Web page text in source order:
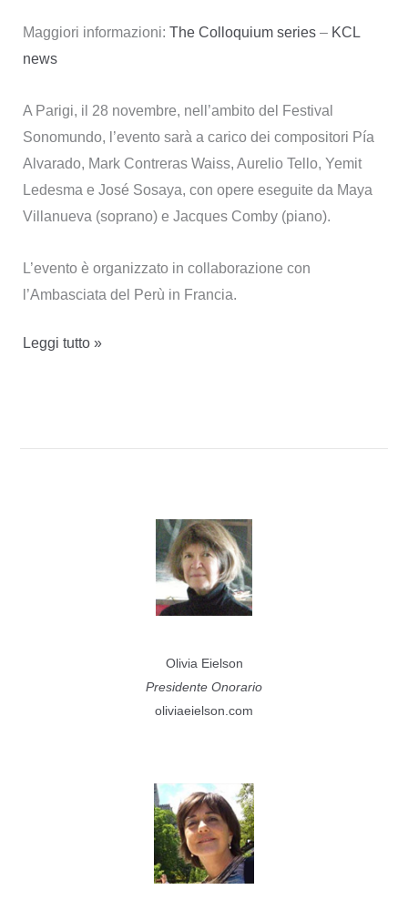
Maggiori informazioni: The Colloquium series– KCL
news
A Parigi, il 28 novembre, nell’ambito del Festival
Sonomundo, l’evento sarà a carico dei compositori Pía
Alvarado, Mark Contreras Waiss, Aurelio Tello, Yemit
Ledesma e José Sosaya, con opere eseguite da Maya
Villanueva (soprano) e Jacques Comby (piano).
L’evento è organizzato in collaborazione con
l’Ambasciata del Perù in Francia.
Musiche
di
Leggi tutto »
Olivia Eielson
Presidente Onorario
oliviaeielson.com